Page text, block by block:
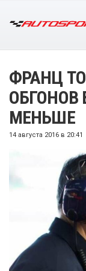
ФРАНЦ
ОБГОНОВ
МЕНЬШЕ
14 августа 2016 в 20:41